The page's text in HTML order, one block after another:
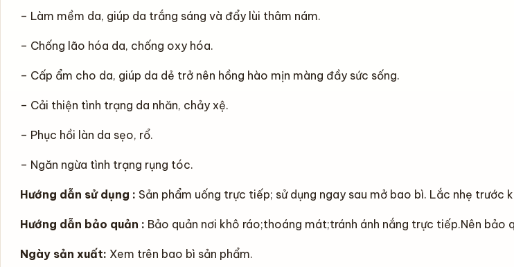
– Làm mềm da, giúp da trắng sáng và đẩy lùi thâm nám.
– Chống lão hóa da, chống oxy hóa.
– Cấp ẩm cho da, giúp da dẻ trở nên hồng hào mịn màng đầy sức sống.
– Cải thiện tình trạng da nhăn, chảy xệ.
– Phục hồi làn da sẹo, rổ.
– Ngăn ngừa tình trạng rụng tóc.
Hướng dẫn sử dụng : Sản phẩm uống trực tiếp; sử dụng ngay sau mở bao bì. Lắc nhẹ trước
Hướng dẫn bảo quản : Bảo quản nơi khô ráo;thoáng mát;tránh ánh nắng trực tiếp.Nên bảo
Ngày sản xuất: Xem trên bao bì sản phẩm.